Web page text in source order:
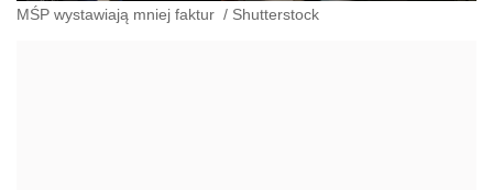
MŚP wystawiają mniej faktur / Shutterstock